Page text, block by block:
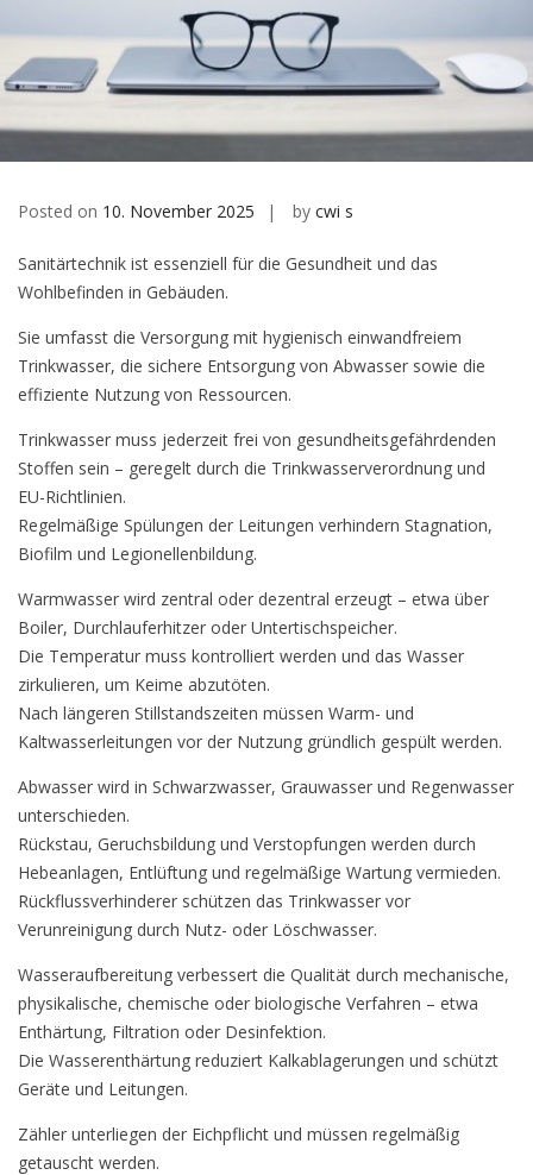
Posted on 10. November 2025 by cwi s
Sanitärtechnik ist essenziell für die Gesundheit und das
Wohlbefinden in Gebäuden.
Sie umfasst die Versorgung mit hygienisch einwandfreiem
Trinkwasser, die sichere Entsorgung von Abwasser sowie die
effiziente Nutzung von Ressourcen.
Trinkwasser muss jederzeit frei von gesundheitsgefährdenden
Stoffen sein – geregelt durch die Trinkwasserverordnung und
EU-Richtlinien.
Regelmäßige Spülungen der Leitungen verhindern Stagnation,
Biofilm und Legionellenbildung.
Warmwasser wird zentral oder dezentral erzeugt – etwa über
Boiler, Durchlauferhitzer oder Untertischspeicher.
Die Temperatur muss kontrolliert werden und das Wasser
zirkulieren, um Keime abzutöten.
Nach längeren Stillstandszeiten müssen Warm- und
Kaltwasserleitungen vor der Nutzung gründlich gespült werden.
Abwasser wird in Schwarzwasser, Grauwasser und Regenwasser
unterschieden.
Rückstau, Geruchsbildung und Verstopfungen werden durch
Hebeanlagen, Entlüftung und regelmäßige Wartung vermieden.
Rückflussverhinderer schützen das Trinkwasser vor
Verunreinigung durch Nutz- oder Löschwasser.
Wasseraufbereitung verbessert die Qualität durch mechanische,
physikalische, chemische oder biologische Verfahren – etwa
Enthärtung, Filtration oder Desinfektion.
Die Wasserenthärtung reduziert Kalkablagerungen und schützt
Geräte und Leitungen.
Zähler unterliegen der Eichpflicht und müssen regelmäßig
getauscht werden.